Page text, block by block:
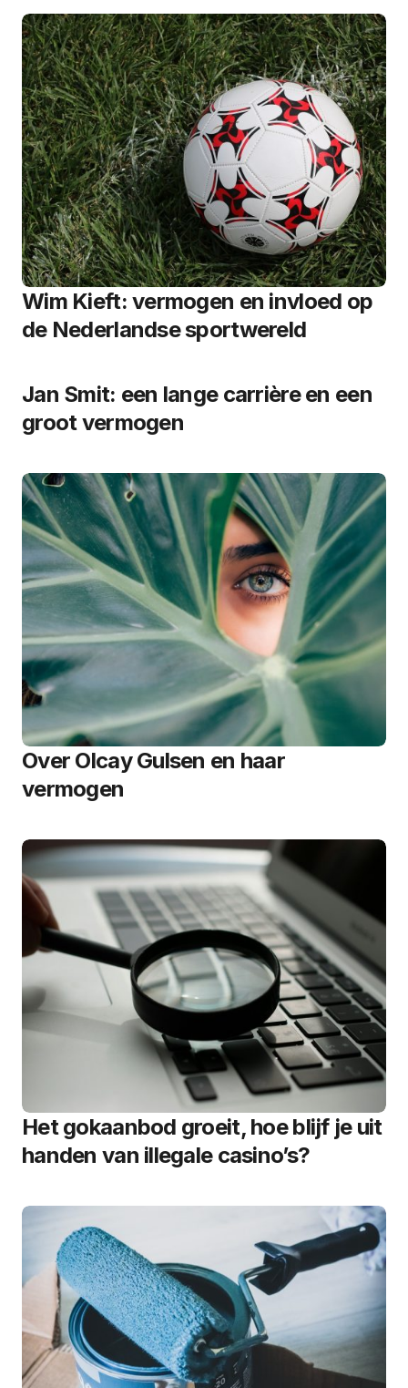
Wim Kieft: vermogen en invloed op
de Nederlandse sportwereld
Jan Smit: een lange carrière en een
groot vermogen
Over Olcay Gulsen en haar
vermogen
Het gokaanbod groeit, hoe blijf je uit
handen van illegale casino’s?